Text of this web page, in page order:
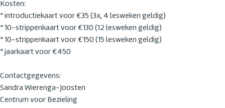
Kosten:
* introductiekaart voor €35 (3x, 4 lesweken geldig)
* 10-strippenkaart voor €130 (12 lesweken geldig)
* 10-strippenkaart voor €150 (15 lesweken geldig)
* jaarkaart voor €450
Contactgegevens:
Sandra Wierenga-Joosten
Centrum voor Bezieling